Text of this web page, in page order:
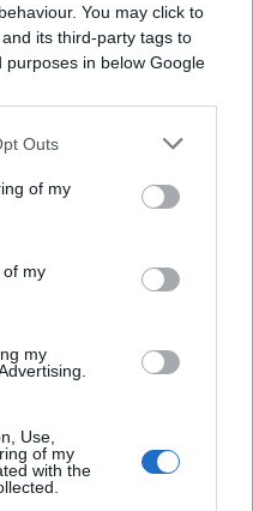
You may click to
its third-party tags to
in below Google
Outs
of my
of my
my
Use,
of my
with the
Ma hanno dei
di Samuelson per il
la propria cuoca
Pil, visto che si
la neo-moglie per
la
l’attenzione
economico. Che
ma che ragionano